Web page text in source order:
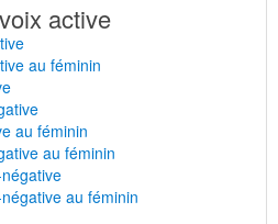
active
au féminin
au féminin
au féminin
au féminin